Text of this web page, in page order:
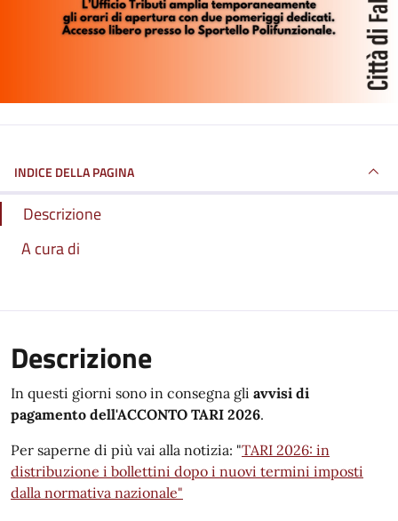
INDICE DELLA PAGINA
Descrizione
A cura di
Descrizione
In questi giorni sono in consegna gli avvisi di
pagamento dell'ACCONTO TARI 2026.
Per saperne di più vai alla notizia: "TARI 2026: in
distribuzione i bollettini dopo i nuovi termini imposti
dalla normativa nazionale"